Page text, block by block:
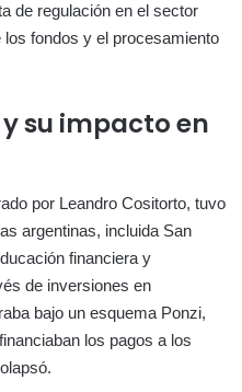
de regulación en el sector
fondos y el procesamiento
su impacto en
por Leandro Cositorto, tuvo
argentinas, incluida San
financiera y
de inversiones en
bajo un esquema Ponzi,
los pagos a los